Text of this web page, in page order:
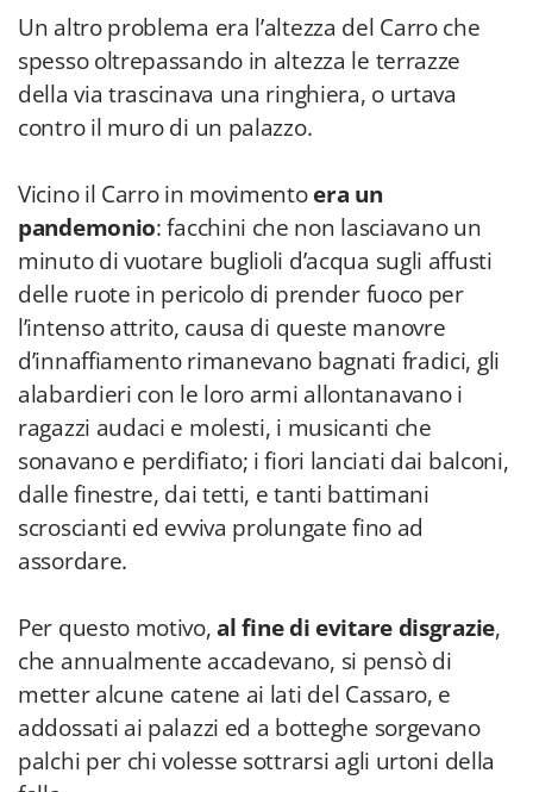
Un altro problema era l’altezza del Carro che
spesso oltrepassando in altezza le terrazze
della via trascinava una ringhiera, o urtava
contro il muro di un palazzo.
Vicino il Carro in movimentoera un
pandemonio: facchini che non lasciavano un
minuto di vuotare buglioli d’acqua sugli affusti
delle ruote in pericolo di prender fuoco per
l’intenso attrito, causa di queste manovre
d’innaffiamento rimanevano bagnati fradici, gli
alabardieri con le loro armi allontanavano i
ragazzi audaci e molesti, i musicanti che
sonavano e perdifiato; i fiori lanciati dai balconi,
dalle finestre, dai tetti, e tanti battimani
scroscianti ed evviva prolungate fino ad
assordare.
Per questo motivo,al fine di evitare disgrazie,
che annualmente accadevano, si pensò di
metter alcune catene ai lati del Cassaro, e
addossati ai palazzi ed a botteghe sorgevano
palchi per chi volesse sottrarsi agli urtoni della